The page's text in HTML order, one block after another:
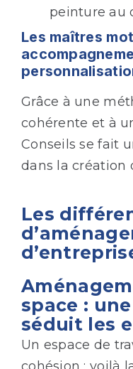
peinture au
Les maîtres
Grâce à une
cohérente et à
Conseils se fait
dans la création
Les
space :
séduit les
Un espace de